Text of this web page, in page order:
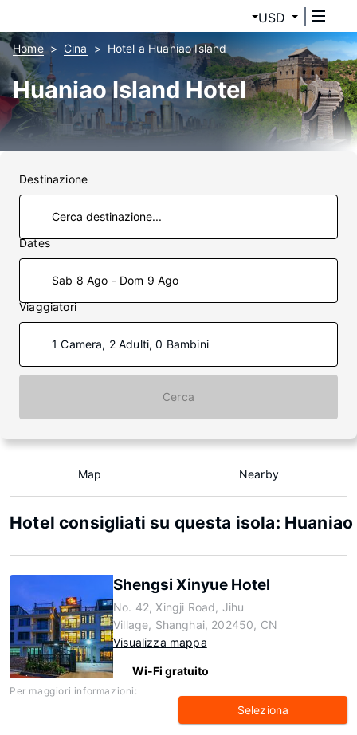
USD
Home Cina Hotel a Huaniao Island
Huaniao Island Hotel
Destinazione
Dates
Sab 8 Ago - Dom 9 Ago
Viaggiatori
1 Camera, 2 Adulti, 0 Bambini
Cerca
Map Nearby
Hotel consigliati su questa isola: Huaniao
Shengsi Xinyue Hotel
No. 42, Xingji Road, Jihu
Village, Shanghai, 202450, CN
Visualizza mappa
Wi-Fi gratuito
Per maggiori informazioni:
Seleziona